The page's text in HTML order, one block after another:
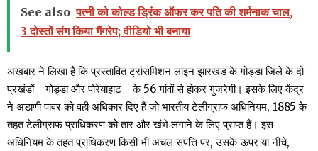
See also पत्नी को कोल्ड ड्रिंक ऑफर कर पति की शर्मनाक चाल,
3 दोस्तों संग किया गैंगरेप; वीडियो भी बनाया
अखबार ने लिखा है कि प्रस्तावित ट्रांसमिशन लाइन झारखंड के गोड्डा जिले के दो
प्रखंडों—गोड्डा और पोरेयाहाट—के 56 गांवों से होकर गुजरेगी। इसके लिए केंद्र
ने अडाणी पावर को वही अधिकार दिए हैं जो भारतीय टेलीग्राफ अधिनियम, 1885 के
तहत टेलीग्राफ प्राधिकरण को तार और खंभे लगाने के लिए प्राप्त हैं। इस
अधिनियम के तहत प्राधिकरण किसी भी अचल संपत्ति पर, उसके ऊपर या नीचे,